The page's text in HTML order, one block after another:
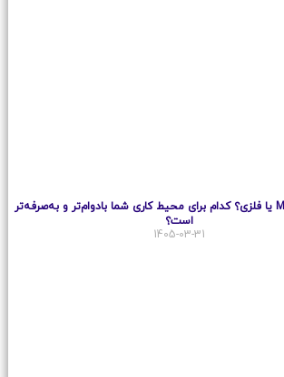
میز اداری MDF یا فلزی؟ کدام برای محیط کاری شما بادوام‌تر و به‌صرفه‌تر
است؟
1405-03-31